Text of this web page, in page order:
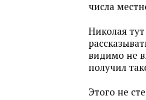
числа
Николая
видимо не
получил
Этого не